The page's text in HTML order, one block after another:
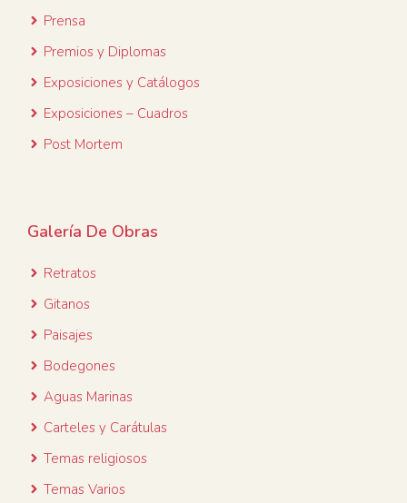
Prensa
Premios y Diplomas
Exposiciones y Catálogos
Exposiciones – Cuadros
Post Mortem
Galería De Obras
Retratos
Gitanos
Paisajes
Bodegones
Aguas Marinas
Carteles y Carátulas
Temas religiosos
Temas Varios